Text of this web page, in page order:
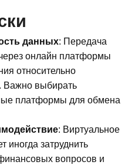
данных: Передача
онлайн платформы
относительно
Важно выбирать
платформы для обмена
: Виртуальное
иногда затруднить
вопросов и